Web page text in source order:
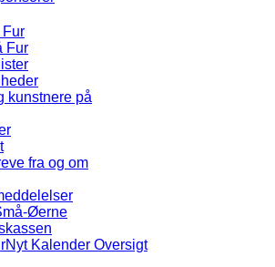
Fur
Fur
kunstnere på
fra og om
Øerne
Kalender Oversigt